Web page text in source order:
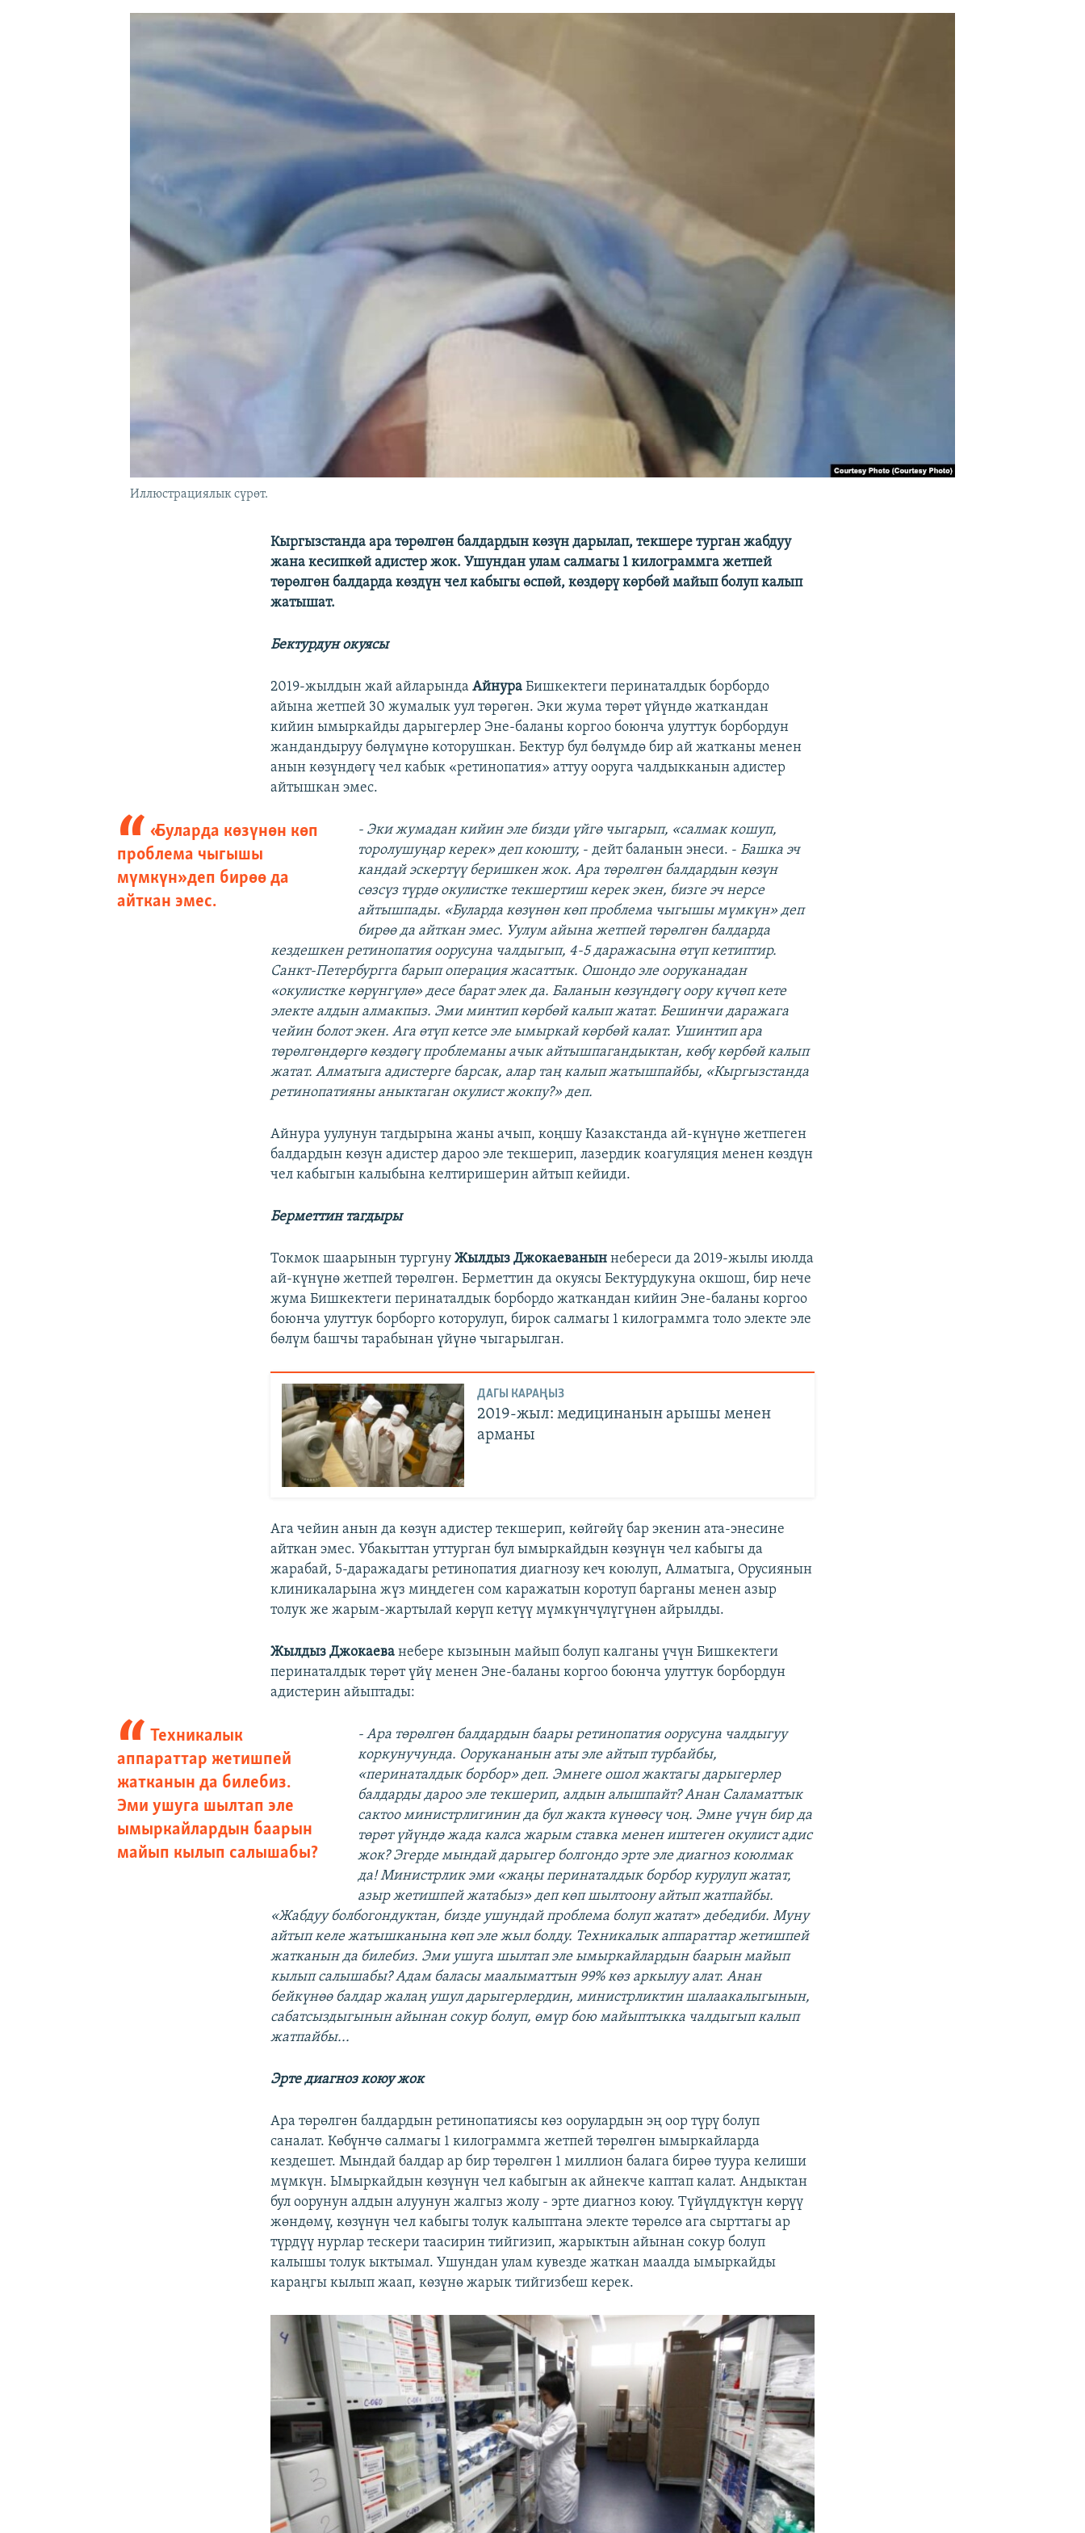
Иллюстрациялык сүрөт.
Кыргызстанда ара төрөлгөн балдардын көзүн дарылап, текшере турган жабдуу
жана кесипкөй адистер жок. Ушундан улам салмагы 1 килограммга жетпей
төрөлгөн балдарда көздүн чел кабыгы өспөй, көздөрү көрбөй майып болуп калып
жатышат.
Бектурдун окуясы
2019-жылдын жай айларындаАйнура Бишкектеги перинаталдык борбордо
айына жетпей 30 жумалык уул төрөгөн. Эки жума төрөт үйүндө жаткандан
кийин ымыркайды дарыгерлер Эне-баланы коргоо боюнча улуттук борбордун
жандандыруу бөлүмүнө которушкан. Бектур бул бөлүмдө бир ай жатканы менен
анын көзүндөгү чел кабык «ретинопатия» аттуу ооруга чалдыкканын адистер
айтышкан эмес.
«Буларда көзүнөн көп
проблема чыгышы
мүмкүн» деп бирөө да
айткан эмес.
- Эки жумадан кийин эле бизди үйгө чыгарып, «салмак кошуп,
торолушуңар керек» деп коюшту, - дейт баланын энеси. - Башка эч
кандай эскертүү беришкен жок. Ара төрөлгөн балдардын көзүн
сөзсүз түрдө окулистке текшертиш керек экен, бизге эч нерсе
айтышпады. «Буларда көзүнөн көп проблема чыгышы мүмкүн» деп
бирөө да айткан эмес. Уулум айына жетпей төрөлгөн балдарда
кездешкен ретинопатия оорусуна чалдыгып, 4-5 даражасына өтүп кетиптир.
Санкт-Петербургга барып операция жасаттык. Ошондо эле ооруканадан
«окулистке көрүнгүлө» десе барат элек да. Баланын көзүндөгү оору күчөп кете
электе алдын алмакпыз. Эми минтип көрбөй калып жатат. Бешинчи даражага
чейин болот экен. Ага өтүп кетсе эле ымыркай көрбөй калат. Ушинтип ара
төрөлгөндөргө көздөгү проблеманы ачык айтышпагандыктан, көбү көрбөй калып
жатат. Алматыга адистерге барсак, алар таң калып жатышпайбы, «Кыргызстанда
ретинопатияны аныктаган окулист жокпу?» деп.
Айнура уулунун тагдырына жаны ачып, коңшу Казакстанда ай-күнүнө жетпеген
балдардын көзүн адистер дароо эле текшерип, лазердик коагуляция менен көздүн
чел кабыгын калыбына келтиришерин айтып кейиди.
Берметтин тагдыры
Токмок шаарынын тургунуЖылдыз Джокаеванын небереси да 2019-жылы июлда
ай-күнүнө жетпей төрөлгөн. Берметтин да окуясы Бектурдукуна окшош, бир нече
жума Бишкектеги перинаталдык борбордо жаткандан кийин Эне-баланы коргоо
боюнча улуттук борборго которулуп, бирок салмагы 1 килограммга толо электе эле
бөлүм башчы тарабынан үйүнө чыгарылган.
ДАГЫ КАРАҢЫЗ
2019-жыл: медицинанын арышы менен
арманы
Ага чейин анын да көзүн адистер текшерип, көйгөйү бар экенин ата-энесине
айткан эмес. Убакыттан уттурган бул ымыркайдын көзүнүн чел кабыгы да
жарабай, 5-даражадагы ретинопатия диагнозу кеч коюлуп, Алматыга, Орусиянын
клиникаларына жүз миңдеген сом каражатын коротуп барганы менен азыр
толук же жарым-жартылай көрүп кетүү мүмкүнчүлүгүнөн айрылды.
Жылдыз Джокаева небере кызынын майып болуп калганы үчүн Бишкектеги
перинаталдык төрөт үйү менен Эне-баланы коргоо боюнча улуттук борбордун
адистерин айыптады:
Техникалык
аппараттар жетишпей
жатканын да билебиз.
Эми ушуга шылтап эле
ымыркайлардын баарын
майып кылып салышабы?
- Ара төрөлгөн балдардын баары ретинопатия оорусуна чалдыгуу
коркунучунда. Оорукананын аты эле айтып турбайбы,
«перинаталдык борбор» деп. Эмнеге ошол жактагы дарыгерлер
балдарды дароо эле текшерип, алдын алышпайт? Анан Саламаттык
сактоо министрлигинин да бул жакта күнөөсү чоң. Эмне үчүн бир да
төрөт үйүндө жада калса жарым ставка менен иштеген окулист адис
жок? Эгерде мындай дарыгер болгондо эрте эле диагноз коюлмак
да! Министрлик эми «жаңы перинаталдык борбор курулуп жатат,
азыр жетишпей жатабыз» деп көп шылтоону айтып жатпайбы.
«Жабдуу болбогондуктан, бизде ушундай проблема болуп жатат» дебедиби. Муну
айтып келе жатышканына көп эле жыл болду. Техникалык аппараттар жетишпей
жатканын да билебиз. Эми ушуга шылтап эле ымыркайлардын баарын майып
кылып салышабы? Адам баласы маалыматтын 99% көз аркылуу алат. Анан
бейкүнөө балдар жалаң ушул дарыгерлердин, министрликтин шалаакалыгынын,
сабатсыздыгынын айынан сокур болуп, өмүр бою майыптыкка чалдыгып калып
жатпайбы...
Эрте диагноз коюу жок
Ара төрөлгөн балдардын ретинопатиясы көз оорулардын эң оор түрү болуп
саналат. Көбүнчө салмагы 1 килограммга жетпей төрөлгөн ымыркайларда
кездешет. Мындай балдар ар бир төрөлгөн 1 миллион балага бирөө туура келиши
мүмкүн. Ымыркайдын көзүнүн чел кабыгын ак айнекче каптап калат. Андыктан
бул оорунун алдын алуунун жалгыз жолу - эрте диагноз коюу. Түйүлдүктүн көрүү
жөндөмү, көзүнүн чел кабыгы толук калыптана электе төрөлсө ага сырттагы ар
түрдүү нурлар тескери таасирин тийгизип, жарыктын айынан сокур болуп
калышы толук ыктымал. Ушундан улам кувезде жаткан маалда ымыркайды
караңгы кылып жаап, көзүнө жарык тийгизбеш керек.